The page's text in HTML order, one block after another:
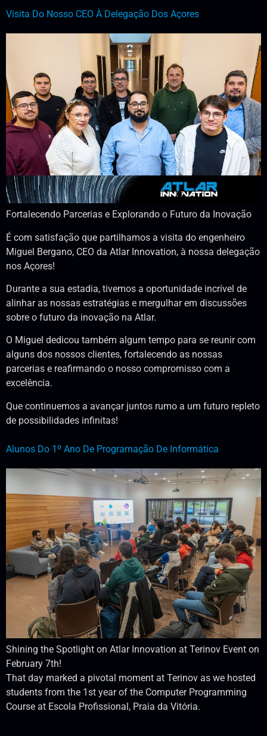
Visita Do Nosso CEO À Delegação Dos Açores
Fortalecendo Parcerias e Explorando o Futuro da Inovação
É com satisfação que partilhamos a visita do engenheiro
Miguel Bergano, CEO da Atlar Innovation, à nossa delegação
nos Açores!
Durante a sua estadia, tivemos a oportunidade incrível de
alinhar as nossas estratégias e mergulhar em discussões
sobre o futuro da inovação na Atlar.
O Miguel dedicou também algum tempo para se reunir com
alguns dos nossos clientes, fortalecendo as nossas
parcerias e reafirmando o nosso compromisso com a
excelência.
Que continuemos a avançar juntos rumo a um futuro repleto
de possibilidades infinitas!
Alunos Do 1º Ano De Programação De Informática
Shining the Spotlight on Atlar Innovation at Terinov Event on
February 7th!
That day marked a pivotal moment at Terinov as we hosted
students from the 1st year of the Computer Programming
Course at Escola Profissional, Praia da Vitória.